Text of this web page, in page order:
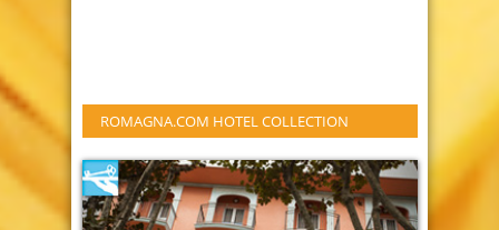
ROMAGNA.COM HOTEL COLLECTION